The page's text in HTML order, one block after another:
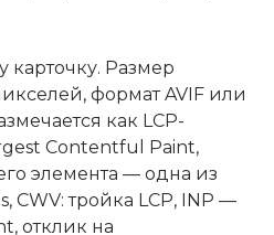
карточку. Размер
формат AVIF или
как LCP-
Contentful Paint,
элемента — одна из
CWV: тройка LCP, INP —
отклик на